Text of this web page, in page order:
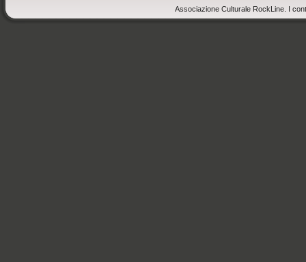
Associazione Culturale RockLine. I